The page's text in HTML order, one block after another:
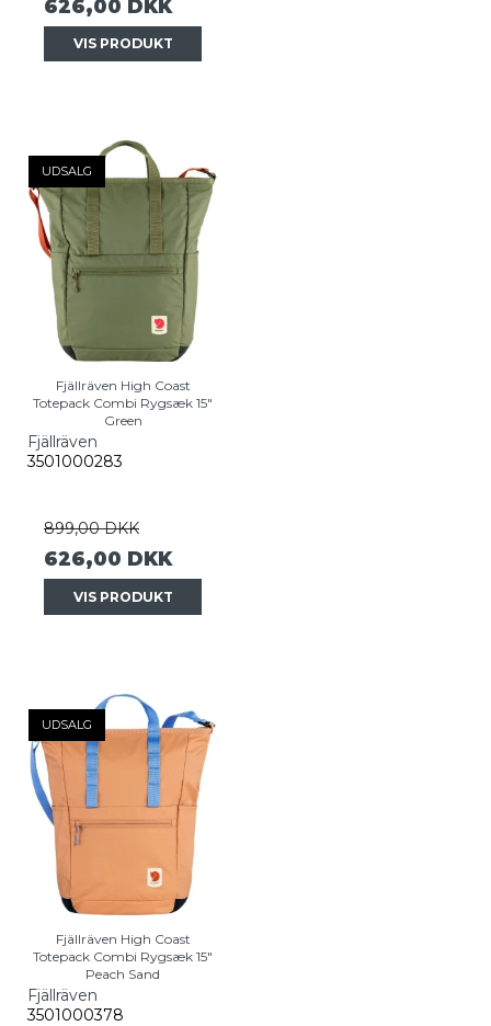
626,00 DKK
VIS PRODUKT
UDSALG
Fjällräven High Coast
Totepack Combi Rygsæk 15"
Green
Fjällräven
3501000283
899,00 DKK
626,00 DKK
VIS PRODUKT
UDSALG
Fjällräven High Coast
Totepack Combi Rygsæk 15"
Peach Sand
Fjällräven
3501000378